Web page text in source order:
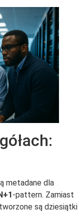
metadane dla
-pattern. Zamiast
są dziesiątki